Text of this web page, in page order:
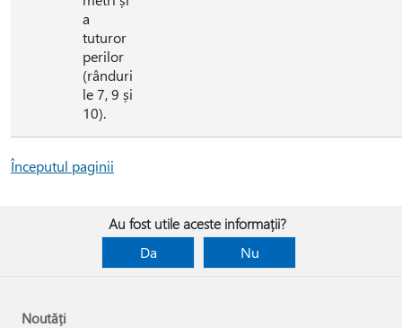
a
tuturor
perilor
(rânduri
le 7, 9 și
10).
Începutul paginii
Au fost utile aceste informații?
Da
Nu
Noutăți